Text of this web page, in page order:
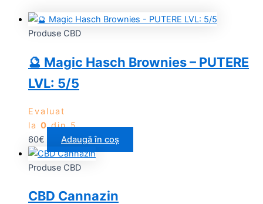
Produse CBD
🔮 Magic Hasch Brownies – PUTERE
LVL: 5/5
Evaluat
la 0din 5
60€ Adaugă în coș
Produse CBD
CBD Cannazin